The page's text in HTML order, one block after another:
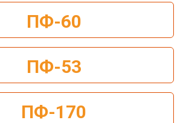
ПФ-60
ПФ-53
ПФ-170